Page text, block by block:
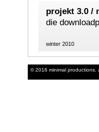
projekt 3.0 /
die
winter 2010
© 2016 minimal productions.